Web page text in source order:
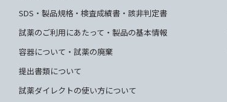
SDS・製品規格・検査成績書・該非判定書
試薬のご利用にあたって・製品の基本情報
容器について・試薬の廃棄
提出書類について
試薬ダイレクトの使い方について